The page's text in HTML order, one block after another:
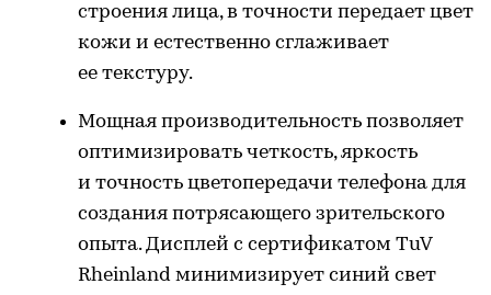
строения лица, в точности передает цвет
кожи и естественно сглаживает
ее текстуру.
Мощная производительность позволяет
оптимизировать четкость, яркость
и точность цветопередачи телефона для
создания потрясающего зрительского
опыта. Дисплей с сертификатом TuV
Rheinland минимизирует синий свет